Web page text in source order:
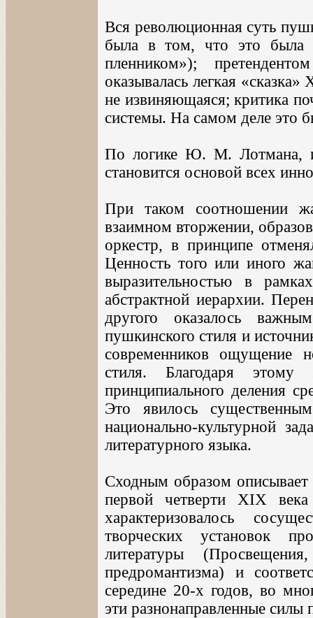
Вся революционная суть
была в том, что это была
пленником»);
оказывалась легкая
не извиняющаяся; критика
системы. На самом деле это
По логике Ю. М. Лотмана,
становится основой всех
При таком соотношении
взаимном вторжении,
оркестр, в принципе
Ценность того или иного
выразительностью в
абстрактной иерархии.
другого оказалось
пушкинского стиля и
современников ощущение
стиля. Благодаря
принципиального деления
Это явилось
национально-культурной
литературного языка.
Сходным образом описывает
первой четверти XIX
характеризовалось
творческих установок
литературы
предромантизма) и
середине 20-х годов, во
эти разнонаправленные